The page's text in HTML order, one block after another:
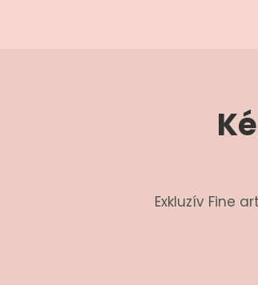
Exkluzív Fine